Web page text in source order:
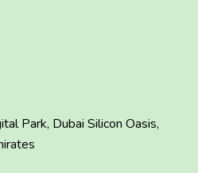
Park, Dubai Silicon Oasis,